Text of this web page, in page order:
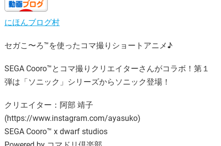
にほんブログ村
セガこ〜ろ™を使ったコマ撮りショートアニメ♪
SEGA Cooro™とコマ撮りクリエイターさんがコラボ！第１
弾は「ソニック」シリーズからソニック登場！
クリエイター：阿部 靖子
(https://www.instagram.com/ayasuko)
SEGA Cooro™ x dwarf studios